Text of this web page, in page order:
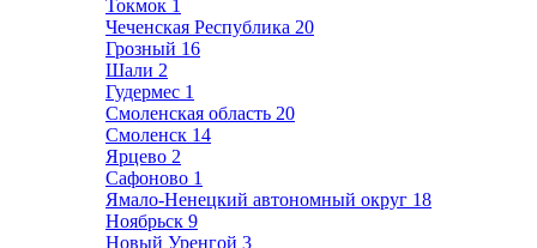
Токмок 1
Чеченская Республика 20
Грозный 16
Шали 2
Гудермес 1
Смоленская область 20
Смоленск 14
Ярцево 2
Сафоново 1
Ямало-Ненецкий автономный округ 18
Ноябрьск 9
Новый Уренгой 3